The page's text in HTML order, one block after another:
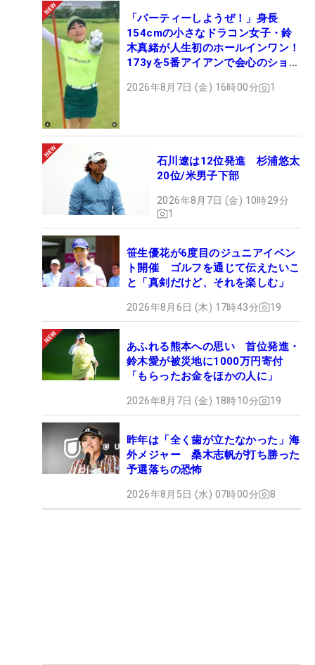
「パーティーしようぜ！」身長
154cmの小さなドラコン女子・鈴
木真緒が人生初のホールインワン！
173yを5番アイアンで会心のショッ
2026年8月7日 (金) 16時00分 1
石川遼は12位発進 杉浦悠太
20位/米男子下部
2026年8月7日 (金) 10時29分
1
笹生優花が6度目のジュニアイベン
ト開催 ゴルフを通じて伝えたいこ
と「真剣だけど、それを楽しむ」
2026年8月6日 (木) 17時43分 19
あふれる熊本への思い 首位発進・
鈴木愛が被災地に1000万円寄付
「もらったお金をほかの人に」
2026年8月7日 (金) 18時10分 19
昨年は「全く歯が立たなかった」海
外メジャー 桑木志帆が打ち勝った
予選落ちの恐怖
2026年8月5日 (水) 07時00分 8